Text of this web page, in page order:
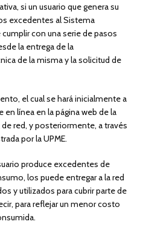
si un usuario que genera su
excedentes al Sistema
con una serie de pasos
la entrega de la
de la misma y la solicitud de
el cual se hará inicialmente a
línea en la página web de la
red, y posteriormente, a través
por la UPME.
produce excedentes de
los puede entregar a la red
y utilizados para cubrir parte de
para reflejar un menor costo